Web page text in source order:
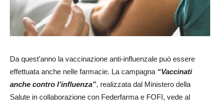
Da quest’anno la vaccinazione anti-influenzale può essere
effettuata anche nelle farmacie. La campagna “Vaccìnati
anche contro l’influenza”, realizzata dal Ministero della
Salute in collaborazione con Federfarma e FOFI, vede al